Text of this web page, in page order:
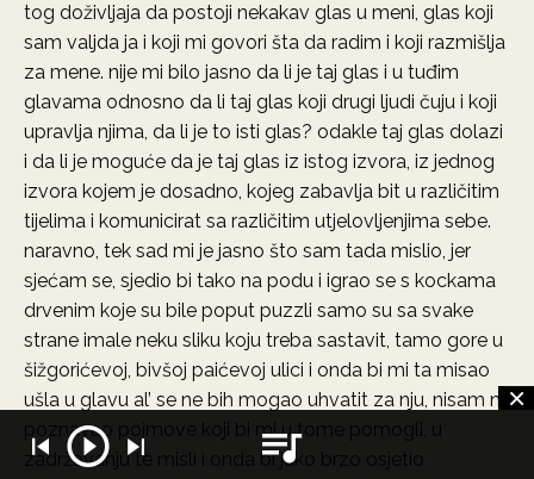
tog doživljaja da postoji nekakav glas u meni, glas koji
sam valjda ja i koji mi govori šta da radim i koji razmišlja
za mene. nije mi bilo jasno da li je taj glas i u tuđim
glavama odnosno da li taj glas koji drugi ljudi čuju i koji
upravlja njima, da li je to isti glas? odakle taj glas dolazi
i da li je moguće da je taj glas iz istog izvora, iz jednog
izvora kojem je dosadno, kojeg zabavlja bit u različitim
tijelima i komunicirat sa različitim utjelovljenjima sebe.
naravno, tek sad mi je jasno što sam tada mislio, jer
sjećam se, sjedio bi tako na podu i igrao se s kockama
drvenim koje su bile poput puzzli samo su sa svake
strane imale neku sliku koju treba sastavit, tamo gore u
šižgorićevoj, bivšoj paićevoj ulici i onda bi mi ta misao
ušla u glavu al’ se ne bih mogao uhvatit za nju, nisam ni
poznavao pojmove koji bi mi u tome pomogli, u
zadržavanju te misli i onda bi jako brzo osjetio